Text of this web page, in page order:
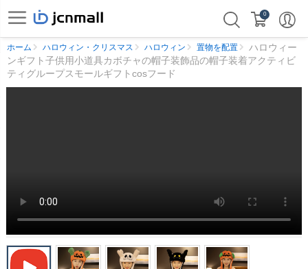
0
ホーム ハロウィン・クリスマス ハロウィン 置物を配置
ハロウィー
ンギフト子供用小道具カボチャの帽子装飾品の帽子装着アクティビ
ティグループスモールギフトcosフード